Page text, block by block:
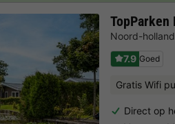
TopParken
Noord-holland
7.9 Goed
Gratis Wifi
Direct op